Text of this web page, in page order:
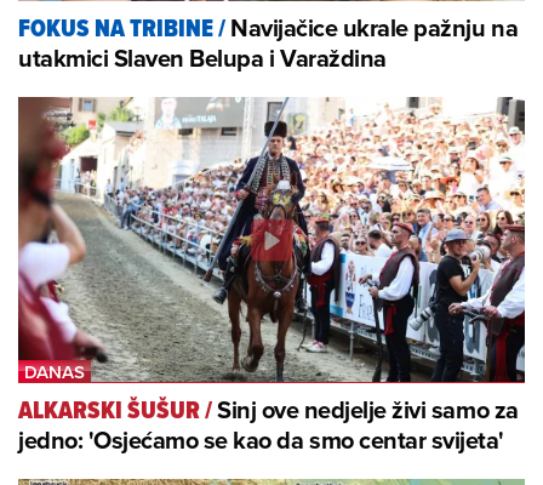
FOKUS NA TRIBINE/Navijačice ukrale pažnju na
utakmici Slaven Belupa i Varaždina
ALKARSKI ŠUŠUR/Sinj ove nedjelje živi samo za
jedno: 'Osjećamo se kao da smo centar svijeta'